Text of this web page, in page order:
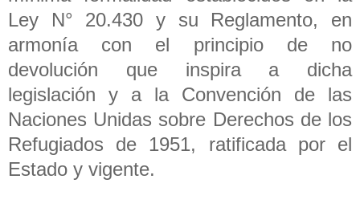
Ley N° 20.430 y su Reglamento, en
armonía con el principio de no
devolución que inspira a dicha
legislación y a la Convención de las
Naciones Unidas sobre Derechos de los
Refugiados de 1951, ratificada por el
Estado y vigente.